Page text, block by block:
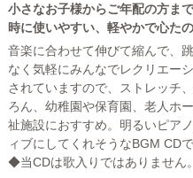
小さなお子様からご年配の方ま
時に使いやすい、軽やかで心た
音楽に合わせて伸びて縮んで、
なく気軽にみんなでレクリエー
されていますので、ストレッチ
ろん、幼稚園や保育園、老人ホ
祉施設におすすめ。明るいピア
ィブにしてくれそうなBGM CD
◆当CDは歌入りではありません。